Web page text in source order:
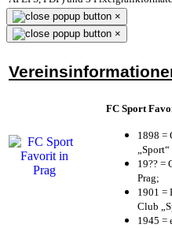
×
×
FC Sport
1898 =
19?? =
Prag;
1901 =
Club
1945 =